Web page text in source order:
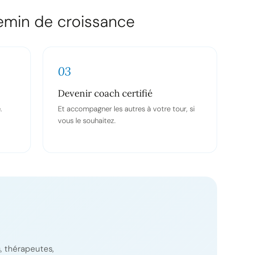
de croissance
03
Devenir coach certifié
Et accompagner les autres à votre tour, si
vous le souhaitez.
thérapeutes,